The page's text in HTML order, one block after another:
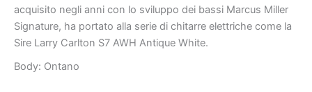
acquisito negli anni con lo sviluppo dei bassi Marcus Miller
Signature, ha portato alla serie di chitarre elettriche come la
Sire Larry Carlton S7 AWH Antique White.
Body: Ontano